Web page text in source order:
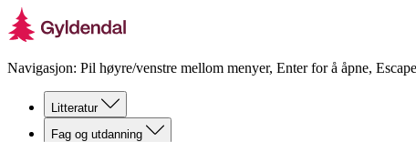
Navigasjon: Pil høyre/venstre mellom menyer, Enter for å åpne,
Litteratur
Fag og utdanning